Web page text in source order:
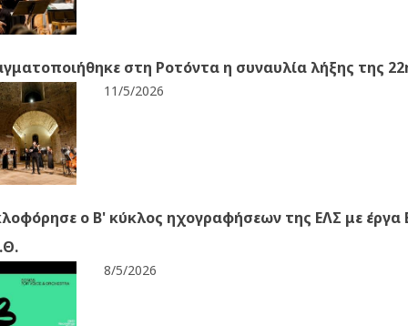
στη Ροτόντα η συναυλία λήξης της
11/5/2026
ο Β' κύκλος ηχογραφήσεων της ΕΛΣ με έργα
8/5/2026